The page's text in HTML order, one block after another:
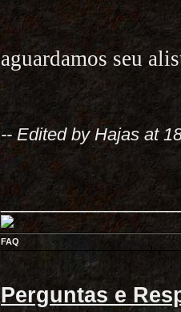
aguardamos seu
-- Edited by Hajas at
FAQ
Perguntas e